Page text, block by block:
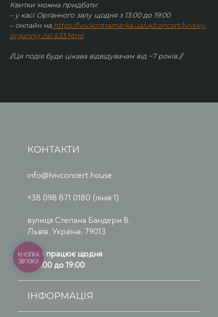
Квитки можна придбати:
– у касі Органного залу щодня з 13:00 до 19:00
– онлайн на https://lviv.kontramarka.ua/uk/concert/lvivskij-
organnyj-zal-533.html
//Ця подія буде цікава відвідувачам від ~7 років.//
КОНТАКТИ
info@lvivconcert.house
+38 098 871 0180 (лінія 1)
вулиця Степана Бандери 8,
Львів, Україна, 79013
Каса працює щодня
з 13:00 до 19:00
ІНФОРМАЦІЯ
КНОПКА
ЗВ'ЯЗКУ